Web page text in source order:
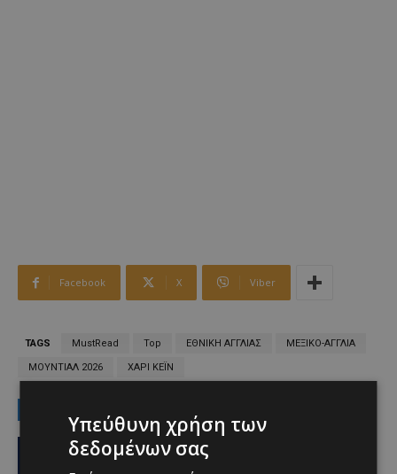
Facebook X Viber
TAGS MustRead Top ΕΘΝΙΚΗ ΑΓΓΛΙΑΣ ΜΕΞΙΚΟ-ΑΓΓΛΙΑ
ΜΟΥΝΤΙΑΛ 2026 ΧΑΡΙ ΚΕΪΝ
Ειδήσεις
Ο κατασκευαστικός τομέας στην
Υπεύθυνη χρήση των
δεδομένων σας